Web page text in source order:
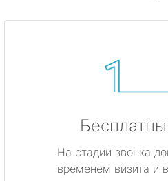
На стадии звонка
временем визита и